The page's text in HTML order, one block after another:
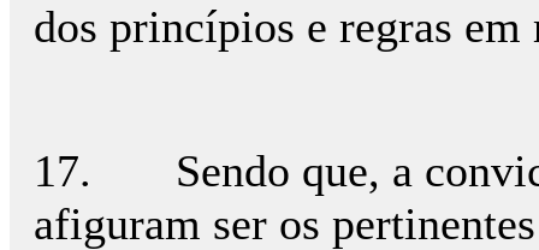
dos princípios e regras em
17. Sendo que, a
afiguram ser os